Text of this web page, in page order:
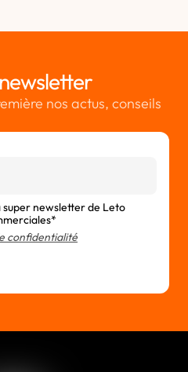
nos actus, conseils
newsletter de Leto
confidentialité